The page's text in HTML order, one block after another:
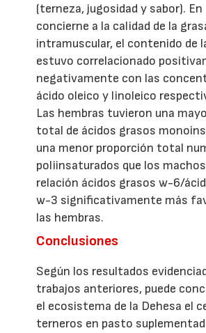
(terneza, jugosidad y sabor). En
concierne a la calidad de la
intramuscular, el contenido de
estuvo correlacionado
negativamente con las
ácido oleico y linoleico
Las hembras tuvieron una
total de ácidos grasos
una menor proporción total
poliinsaturados que los
relación ácidos grasos w-6/
w-3 significativamente más
las hembras.
Conclusiones
Según los resultados
trabajos anteriores, puede
el ecosistema de la Dehesa el
terneros en pasto